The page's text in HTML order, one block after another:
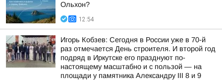
Ольхон?
12:54
Игорь Кобзев: Сегодня в России уже в 70-й
раз отмечается День строителя. И второй год
подряд в Иркутске его празднуют по-
настоящему масштабно и с пользой — на
площади у памятника Александру III 8 и 9